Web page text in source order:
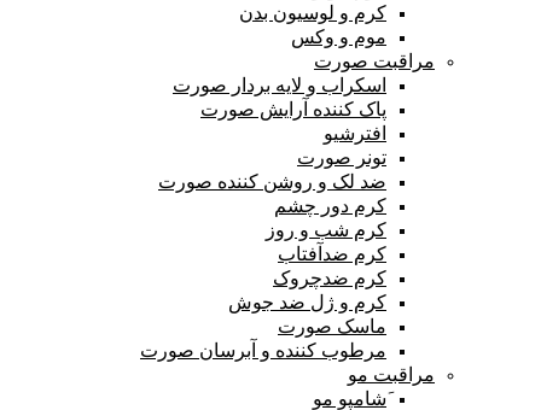
کرم و لوسیون بدن
موم و وکس
مراقبت صورت
اسکراب و لایه بردار صورت
پاک کننده آرایش صورت
افترشیو
تونر صورت
ضد لک و روشن کننده صورت
کرم دور چشم
کرم شب و روز
کرم ضدآفتاب
کرم ضدچروک
کرم و ژل ضد جوش
ماسک صورت
مرطوب کننده و آبرسان صورت
مراقبت مو
َشامپو مو